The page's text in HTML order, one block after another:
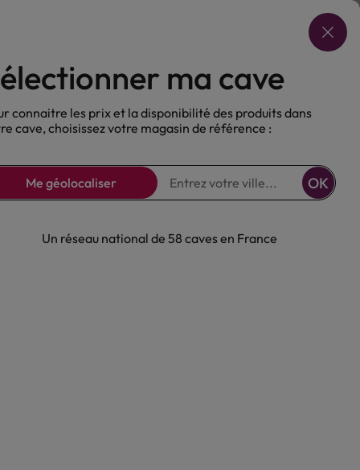
Choisir ma cave
Nos Bières Sans alcool
40°
ma cave
connaitre les prix et la disponibilité des produits dans
cave, choisissez votre magasin de référence :
Me géolocaliser OK
Un réseau national de 58 caves en France